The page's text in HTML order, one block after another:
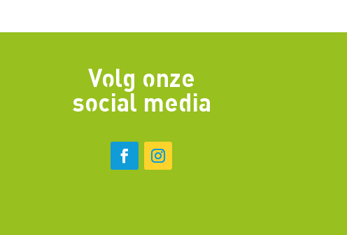
Volg onze
social media